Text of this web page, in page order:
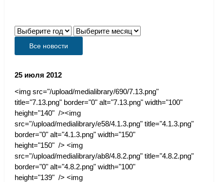
Все новости
25 июля 2012
<img src="/upload/medialibrary/690/7.13.png"
title="7.13.png" border="0" alt="7.13.png" width="100"
height="140" /><img
src="/upload/medialibrary/e58/4.1.3.png" title="4.1.3.png"
border="0" alt="4.1.3.png" width="150"
height="150" /> <img
src="/upload/medialibrary/ab8/4.8.2.png" title="4.8.2.png"
border="0" alt="4.8.2.png" width="100"
height="139" /> <img